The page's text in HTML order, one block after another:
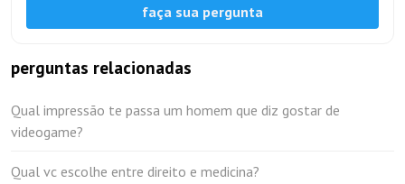
faça sua pergunta
perguntas relacionadas
Qual impressão te passa um homem que diz gostar de
videogame?
Qual vc escolhe entre direito e medicina?